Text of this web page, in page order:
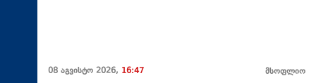
08 აგვისტო 2026, 16:47 მსოფლიო